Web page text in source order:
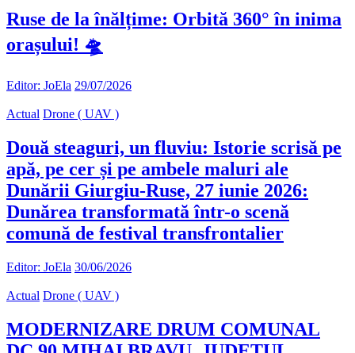
Ruse de la înălțime: Orbită 360° în inima
orașului! 🛸
Editor: JoEla 29/07/2026
Actual Drone ( UAV )
Două steaguri, un fluviu: Istorie scrisă pe
apă, pe cer și pe ambele maluri ale
Dunării Giurgiu-Ruse, 27 iunie 2026:
Dunărea transformată într-o scenă
comună de festival transfrontalier
Editor: JoEla 30/06/2026
Actual Drone ( UAV )
MODERNIZARE DRUM COMUNAL